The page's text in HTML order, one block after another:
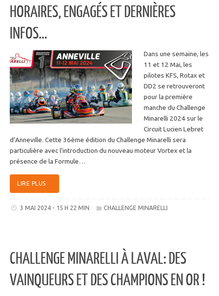
HORAIRES, ENGAGÉS ET DERNIÈRES
INFOS…
Dans une semaine, les
11 et 12 Mai, les
pilotes KFS, Rotax et
DD2 se retrouveront
pour la première
manche du Challenge
Minarelli 2024 sur le
Circuit Lucien Lebret
d’Anneville. Cette 36ème édition du Challenge Minarelli sera
particulière avec l’introduction du nouveau moteur Vortex et la
présence de la Formule…
LIRE PLUS
3 MAI 2024 - 15 H 22 MIN CHALLENGE MINARELLI
CHALLENGE MINARELLI À LAVAL: DES
VAINQUEURS ET DES CHAMPIONS EN OR !